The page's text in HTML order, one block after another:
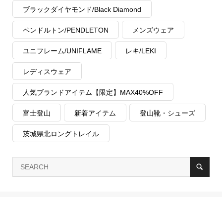
ブラックダイヤモンド/Black Diamond
ペンドルトン/PENDLETON メンズウェア
ユニフレーム/UNIFLAME レキ/LEKI
レディスウェア
人気ブランドアイテム【限定】MAX40%OFF
富士登山 新着アイテム 登山靴・シューズ
茨城県北ロングトレイル